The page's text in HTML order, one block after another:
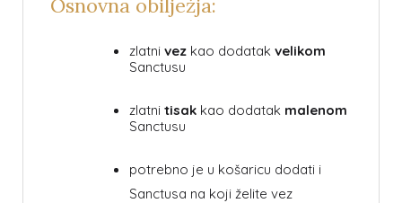
zlatni vez kao dodatak velikom
Sanctusu
zlatni tisak kao dodatak malenom
Sanctusu
potrebno je u košaricu dodati i
Sanctusa na koji želite vez